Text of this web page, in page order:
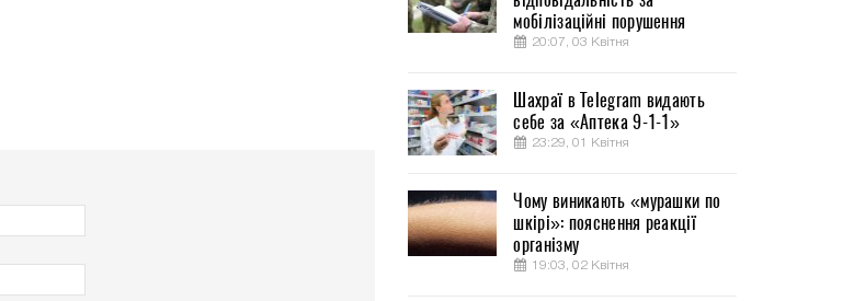
мобілізаційні порушення
20:07, 03 Квітня
Шахраї в Telegram видають
себе за «Аптека 9-1-1»
23:29, 01 Квітня
Чому виникають «мурашки по
шкірі»: пояснення реакції
організму
19:03, 02 Квітня